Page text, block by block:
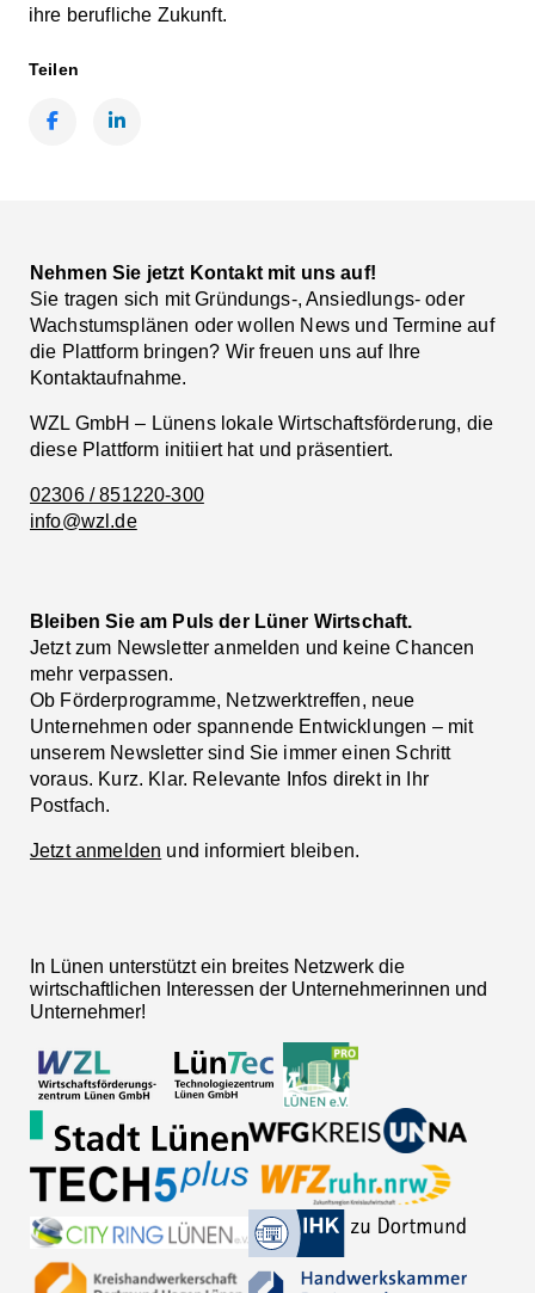
ihre berufliche Zukunft.
Teilen
Nehmen Sie jetzt Kontakt mit uns auf!
Sie tragen sich mit Gründungs-, Ansiedlungs- oder
Wachstumsplänen oder wollen News und Termine auf
die Plattform bringen? Wir freuen uns auf Ihre
Kontaktaufnahme.
WZL GmbH – Lünens lokale Wirtschaftsförderung, die
diese Plattform initiiert hat und präsentiert.
02306 / 851220-300
info@wzl.de
Bleiben Sie am Puls der Lüner Wirtschaft.
Jetzt zum Newsletter anmelden und keine Chancen
mehr verpassen.
Ob Förderprogramme, Netzwerktreffen, neue
Unternehmen oder spannende Entwicklungen – mit
unserem Newsletter sind Sie immer einen Schritt
voraus. Kurz. Klar. Relevante Infos direkt in Ihr
Postfach.
Jetzt anmelden und informiert bleiben.
In Lünen unterstützt ein breites Netzwerk die
wirtschaftlichen Interessen der Unternehmerinnen und
Unternehmer!